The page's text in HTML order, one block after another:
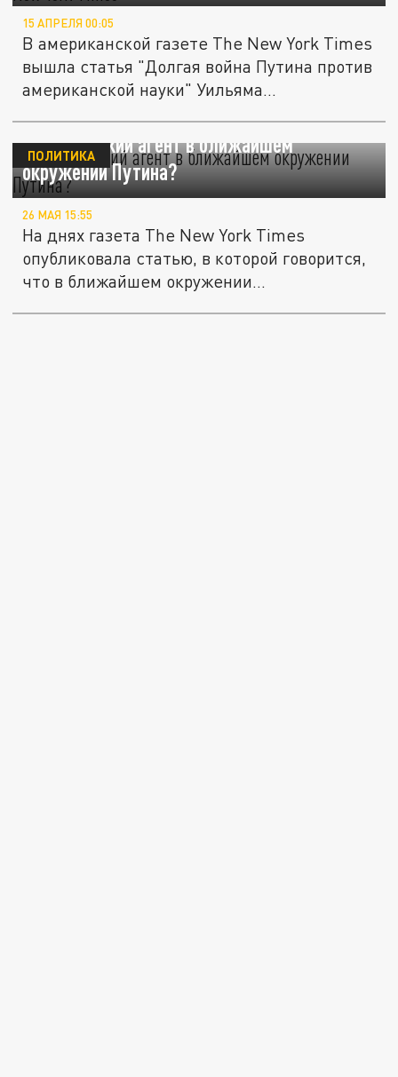
15 АПРЕЛЯ 00:05
В американской газете The New York Times
вышла статья "Долгая война Путина против
американской науки" Уильяма...
Американский агент в ближайшем
окружении Путина?
ПОЛИТИКА
26 МАЯ 15:55
На днях газета The New York Times
опубликовала статью, в которой говорится,
что в ближайшем окружении...